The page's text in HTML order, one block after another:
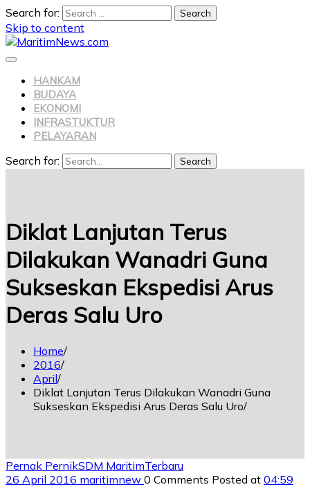
Search for:
Skip to content
HANKAM
BUDAYA
EKONOMI
INFRASTUKTUR
PELAYARAN
Search for: Search
Diklat Lanjutan Terus
Dilakukan Wanadri Guna
Sukseskan Ekspedisi Arus
Deras Salu Uro
Home
2016
April
Diklat Lanjutan Terus Dilakukan Wanadri Guna
Sukseskan Ekspedisi Arus Deras Salu Uro
Pernak PernikSDM MaritimTerbaru
26 April 2016 maritimnew 0 Comments Posted at 04:59